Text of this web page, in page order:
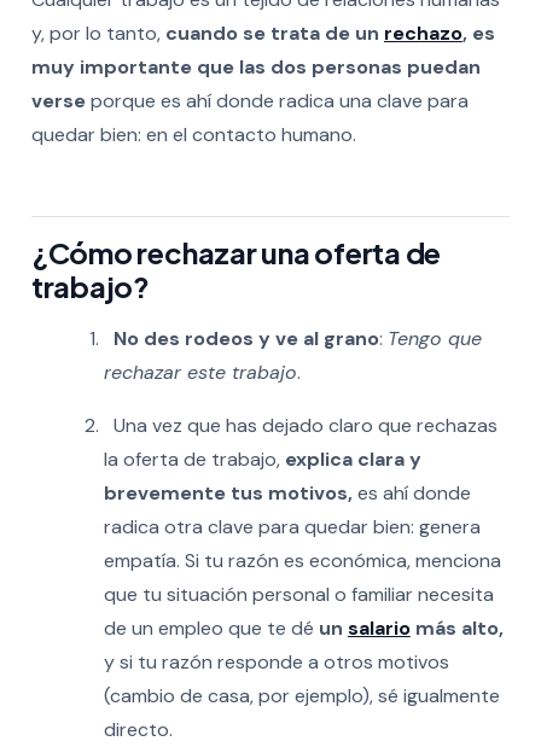
y, por lo tanto, cuando se trata de un rechazo, es
muy importante que las dos personas puedan
verseporque es ahí donde radica una clave para
quedar bien: en el contacto humano.
¿Cómo rechazar una oferta de
trabajo?
No des rodeos y ve al grano: Tengo que
rechazar este trabajo.
Una vez que has dejado claro que rechazas
la oferta de trabajo, explica clara y
brevemente tus motivos,es ahí donde
radica otra clave para quedar bien: genera
empatía. Si tu razón es económica,menciona
que tu situación personal o familiar necesita
de un empleo que te dé un salariomás alto,
y si tu razón responde a otros motivos
(cambio de casa, por ejemplo), sé igualmente
directo.